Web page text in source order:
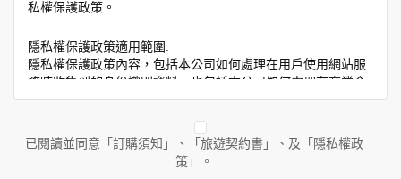
私權保護政策。
隱私權保護政策適用範圍:
隱私權保護政策內容，包括本公司如何處理在用戶使用網站服
務時收集到的身份識別資料，也包括本公司如何處理在商業合
作與本公司合作時分享的任何身份識別資料。隱私權保護政策
人員。例如您透過本公司旗下網站上的廣告廠商連結，這些置
放連結的廠商也可能蒐集您個人的資料。對於您主動提供的個
人資訊，這些廣告廠商或連結網站有其個別的隱私權保護政
已閱讀並同意「訂購須知」、「旅遊契約書」、及「隱私權政
策」。